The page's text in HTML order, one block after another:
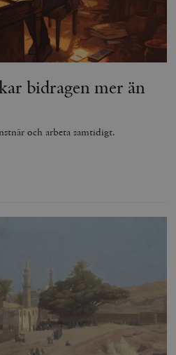
bidragen mer än
och arbeta samtidigt.